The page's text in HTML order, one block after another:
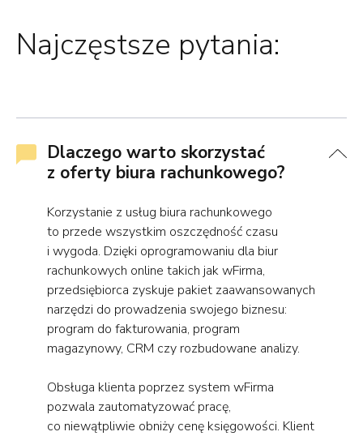
Najczęstsze pytania:
Dlaczego warto skorzystać
z oferty biura rachunkowego?
Korzystanie z usług biura rachunkowego
to przede wszystkim oszczędność czasu
i wygoda. Dzięki oprogramowaniu dla biur
rachunkowych online takich jak wFirma,
przedsiębiorca zyskuje pakiet zaawansowanych
narzędzi do prowadzenia swojego biznesu:
program do fakturowania, program
magazynowy, CRM czy rozbudowane analizy.
Obsługa klienta poprzez system wFirma
pozwala zautomatyzować pracę,
co niewątpliwie obniży cenę księgowości. Klient